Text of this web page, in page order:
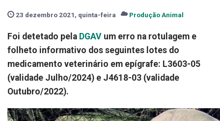
23 dezembro 2021, quinta-feira Produção Animal
Foi detetado pela DGAV um erro na rotulagem e
folheto informativo dos seguintes lotes do
medicamento veterinário em epígrafe: L3603-05
(validade Julho/2024) e J4618-03 (validade
Outubro/2022).